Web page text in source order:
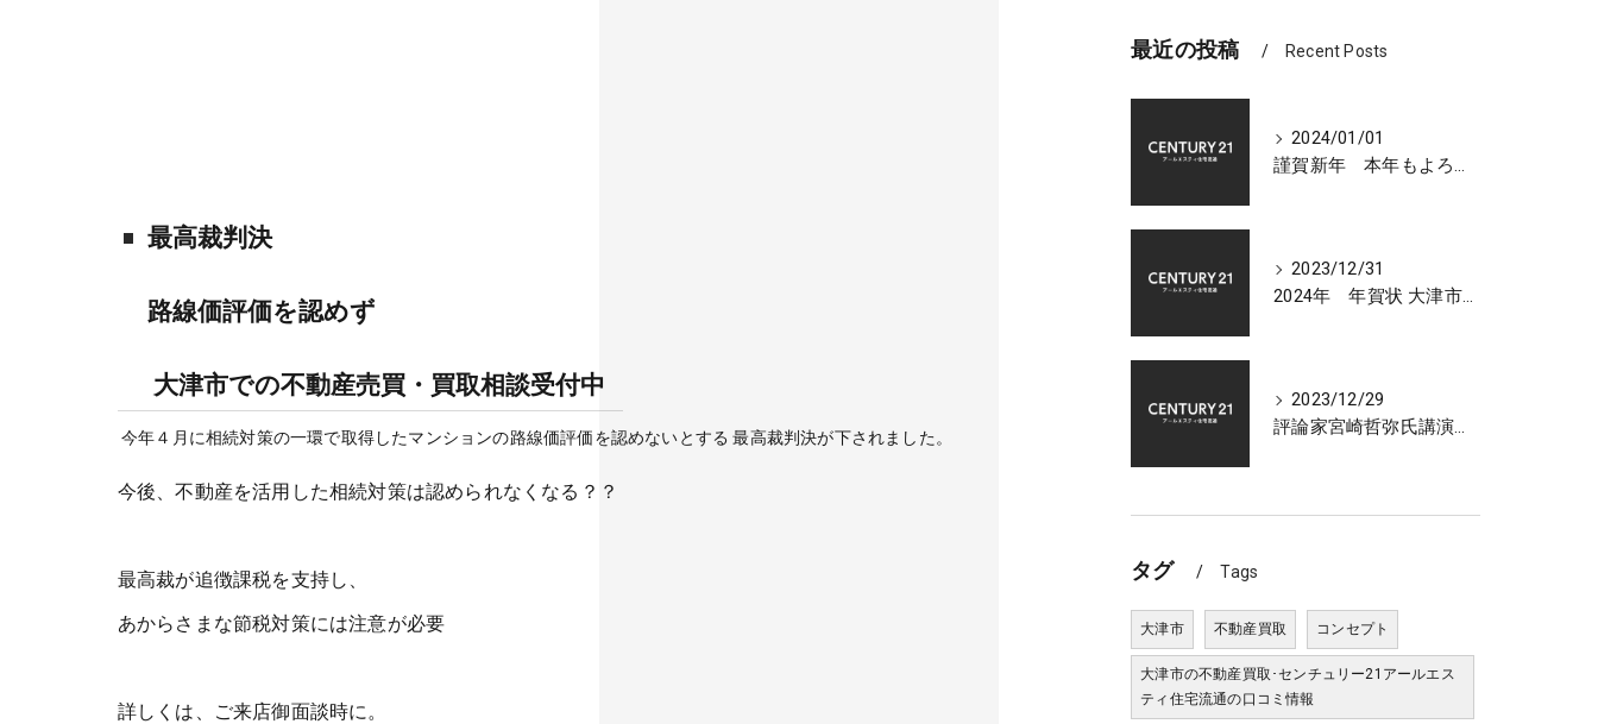
最高裁判決
路線価評価を認めず
大津市での不動産売買・買取相談受付中
今年４月に相続対策の一環で取得したマンションの路線価評価を認めないとする 最高裁判決が下されました。
今後、不動産を活用した相続対策は認められなくなる？？
最高裁が追徴課税を支持し、
あからさまな節税対策には注意が必要
詳しくは、ご来店御面談時に。
最近の投稿 Recent Posts
2024/01/01
謹賀新年 本年もよろしくお願いいたします 大津市センチュリー21アールエスティ住宅流通
2023/12/31
2024年 年賀状 大津市での不動産相談受付中
2023/12/29
評論家宮崎哲弥氏講演会 2024年 日本経済の展望について
タグ Tags
大津市 不動産買取 コンセプト
大津市の不動産買取･センチュリー21アールエス
ティ住宅流通の口コミ情報